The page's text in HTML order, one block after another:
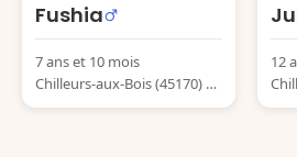
Fushia
7 ans et 10 mois
Chilleurs-aux-Bois (45170) Fr
ance
12